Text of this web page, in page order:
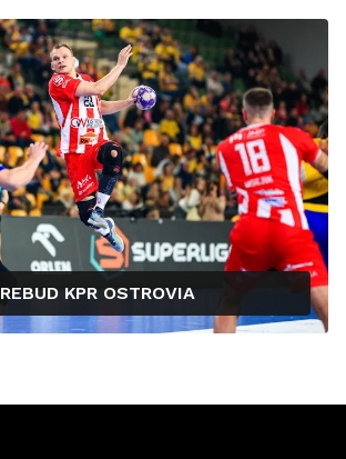
REBUD KPR OSTROVIA